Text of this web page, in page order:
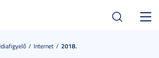
Internet 2018.